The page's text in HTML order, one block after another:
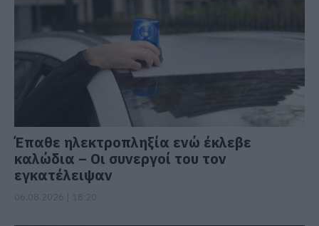
Έπαθε ηλεκτροπληξία ενώ έκλεβε
καλώδια – Οι συνεργοί του τον
εγκατέλειψαν